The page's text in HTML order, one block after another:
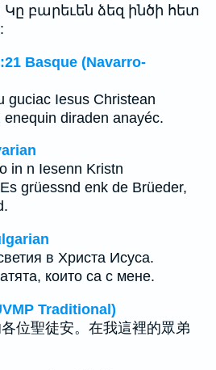
բարեւեն ձեզ ինծի հետ
Basque (Navarro-
guciac Iesus Christean
diraden anayéc.
in n Iesenn Kristn
grüessnd enk de Brüeder,
в Христа Исуса.
които са с мене.
Traditional)
位聖徒安。在我這裡的眾弟